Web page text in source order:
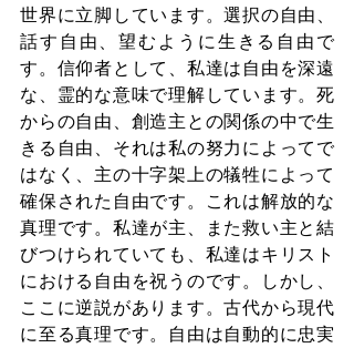
世界に立脚しています。選択の自由、
話す自由、望むように生きる自由で
す。信仰者として、私達は自由を深遠
な、霊的な意味で理解しています。死
からの自由、創造主との関係の中で生
きる自由、それは私の努力によってで
はなく、主の十字架上の犠牲によって
確保された自由です。これは解放的な
真理です。私達が主、また救い主と結
びつけられていても、私達はキリスト
における自由を祝うのです。しかし、
ここに逆説があります。古代から現代
に至る真理です。自由は自動的に忠実